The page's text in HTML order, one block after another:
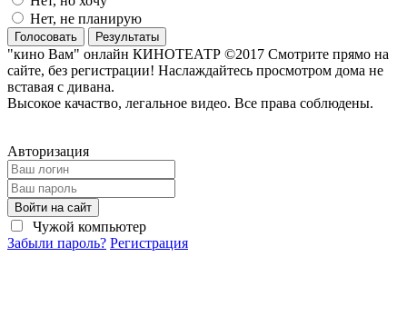
Нет, не планирую
Голосовать Результаты
"кино Вам" онлайн КИНОТЕАТР ©2017 Смотрите прямо на
сайте, без регистрации! Наслаждайтесь просмотром дома не
вставая с дивана.
Высокое качаство, легальное видео. Все права соблюдены.
Авторизация
Войти на сайт
Чужой компьютер
Забыли пароль? Регистрация